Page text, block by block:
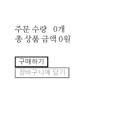
주문 수량
0개
총 상품 금액 0원
구매하기
장바구니에 담기